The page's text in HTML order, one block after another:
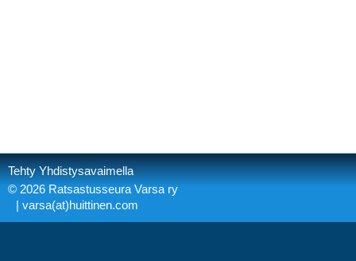
Tehty Yhdistysavaimella
© 2026 Ratsastusseura Varsa ry
| varsa(at)huittinen.com